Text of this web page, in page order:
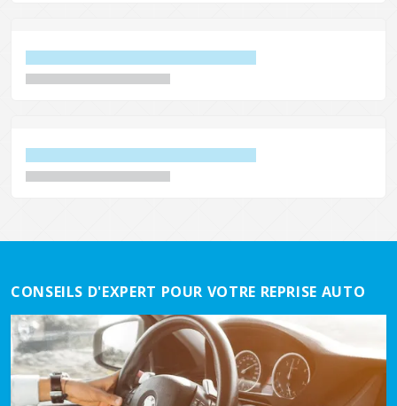
CONSEILS D'EXPERT POUR VOTRE REPRISE AUTO